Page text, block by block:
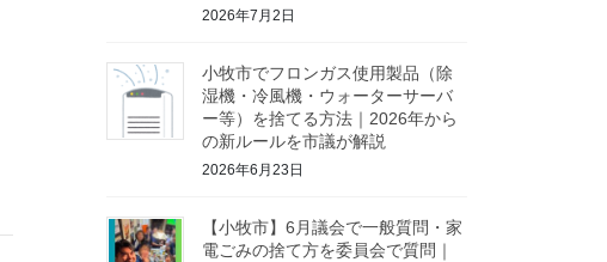
2026年7月2日
小牧市でフロンガス使用製品（除
湿機・冷風機・ウォーターサーバ
ー等）を捨てる方法｜2026年から
の新ルールを市議が解説
2026年6月23日
【小牧市】6月議会で一般質問・家
電ごみの捨て方を委員会で質問｜